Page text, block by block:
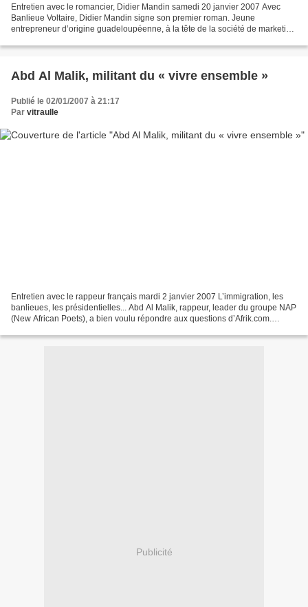
Entretien avec le romancier, Didier Mandin samedi 20 janvier 2007 Avec
Banlieue Voltaire, Didier Mandin signe son premier roman. Jeune
entrepreneur d’origine guadeloupéenne, à la tête de la société de marketing
Abd Al Malik, militant du « vivre ensemble »
Publié le 02/01/2007 à 21:17
Par vitraulle
Entretien avec le rappeur français mardi 2 janvier 2007 L’immigration, les
banlieues, les présidentielles... Abd Al Malik, rappeur, leader du groupe NAP
(New African Poets), a bien voulu répondre aux questions d’Afrik.com.
Publicité